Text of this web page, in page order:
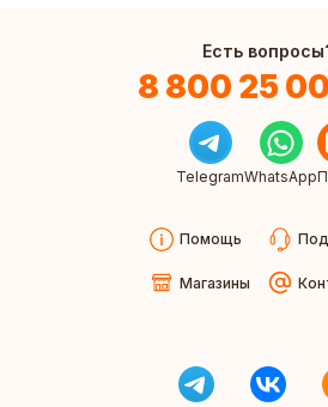
Есть
8 800 25
TelegramWhatsApp
Помощь
Магазины